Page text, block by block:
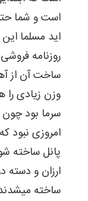
است و شما
اید مسلما
روزنامه
ساخت آن از
وزن زیادی
سرما بود
امروزی نبود
پانل ساخته
ارزان و دسته
ساخته